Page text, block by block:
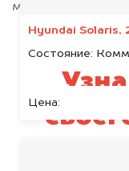
Hyundai Solaris,
Состояние:
Цена:
максимально